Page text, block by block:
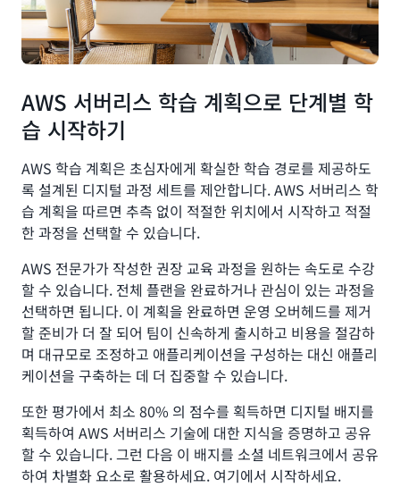
AWS 서버리스 학습 계획으로 단계별 학
습 시작하기
AWS 학습 계획은 초심자에게 확실한 학습 경로를 제공하도
록 설계된 디지털 과정 세트를 제안합니다. AWS 서버리스 학
습 계획을 따르면 추측 없이 적절한 위치에서 시작하고 적절
한 과정을 선택할 수 있습니다.
AWS 전문가가 작성한 권장 교육 과정을 원하는 속도로 수강
할 수 있습니다. 전체 플랜을 완료하거나 관심이 있는 과정을
선택하면 됩니다. 이 계획을 완료하면 운영 오버헤드를 제거
할 준비가 더 잘 되어 팀이 신속하게 출시하고 비용을 절감하
며 대규모로 조정하고 애플리케이션을 구성하는 대신 애플리
케이션을 구축하는 데 더 집중할 수 있습니다.
또한 평가에서 최소 80% 의 점수를 획득하면 디지털 배지를
획득하여 AWS 서버리스 기술에 대한 지식을 증명하고 공유
할 수 있습니다. 그런 다음 이 배지를 소셜 네트워크에서 공유
하여 차별화 요소로 활용하세요. 여기에서 시작하세요.